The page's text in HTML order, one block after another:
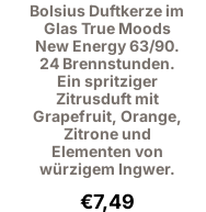
Bolsius Duftkerze im
Glas True Moods
New Energy 63/90.
24 Brennstunden.
Ein spritziger
Zitrusduft mit
Grapefruit, Orange,
Zitrone und
Elementen von
würzigem Ingwer.
€7,49